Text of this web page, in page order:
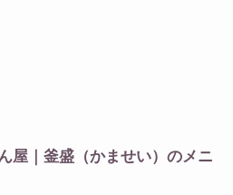
屋｜釜盛（かませい）のメニ